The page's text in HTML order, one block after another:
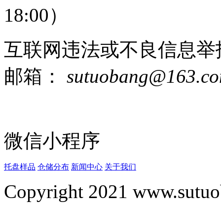
18:00）
互联网违法或不良信息
邮箱：
微信小程序
托盘样品 仓储分布 新闻中心 关于我们
Copyright 2021